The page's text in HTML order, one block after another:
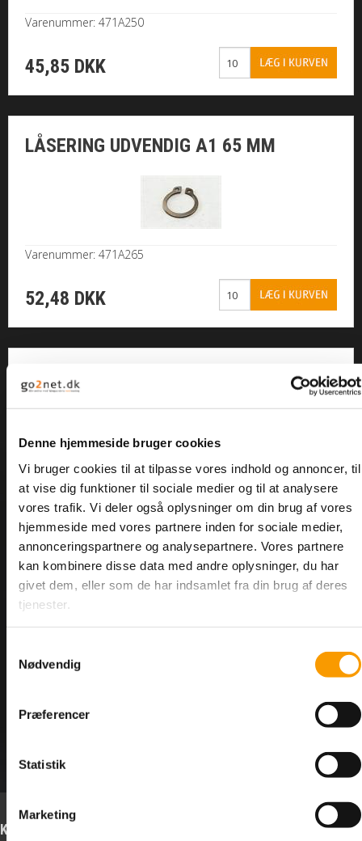
Denne hjemmeside bruger cookies
Vi bruger cookies til at tilpasse vores indhold og annoncer, til
at vise dig funktioner til sociale medier og til at analysere
vores trafik. Vi deler også oplysninger om din brug af vores
hjemmeside med vores partnere inden for sociale medier,
annonceringspartnere og analysepartnere. Vores partnere
kan kombinere disse data med andre oplysninger, du har
givet dem, eller som de har indsamlet fra din brug af deres
tjenester.
Nødvendig
Præferencer
Statistik
Marketing
SPLITTER / NITTER
GEVINDSTANG
SORTIMENTER
DIN KURV
HANDELSBETINGELSER
OM BOLTELAGERET
KONTAKT
LOGIN
Varenummer: 471A250
45,85 DKK
LÅSERING UDVENDIG A1 65 MM
Varenummer: 471A265
52,48 DKK
LÅSERING UDVENDIG A1 8 MM
Lev. 1-3 dage
Varenummer: 471A208
3,09 DKK
Kontakt os